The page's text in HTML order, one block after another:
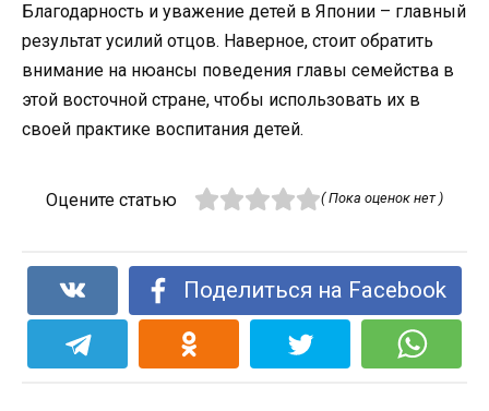
Благодарность и уважение детей в Японии – главный
результат усилий отцов. Наверное, стоит обратить
внимание на нюансы поведения главы семейства в
этой восточной стране, чтобы использовать их в
своей практике воспитания детей.
Оцените статью ( Пока оценок нет )
Поделиться на Facebook